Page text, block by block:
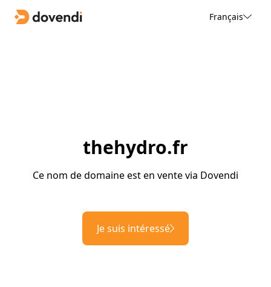
Français
thehydro.fr
Ce nom de domaine est en vente via Dovendi
Je suis intéressé